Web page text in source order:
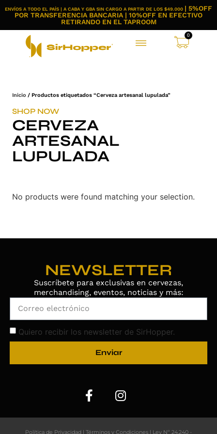
ENVÍOS A TODO EL PAÍS | A CABA Y GBA SIN CARGO A PARTIR DE LOS $49.000 | 5%OFF
POR TRANSFERENCIA BANCARIA | 10%OFF EN EFECTIVO
RETIRANDO EN EL TAPROOM
0
Inicio / Productos etiquetados “Cerveza artesanal lupulada”
SHOP NOW
CERVEZA
ARTESANAL
LUPULADA
No products were found matching your selection.
NEWSLETTER
Suscríbete para exclusivas en cervezas,
merchandising, eventos, noticias y más:
Quiero recibir los newsletter de SirHopper.
Enviar
Política de Privacidad | Términos y Condiciones | Ley Nº 24.240 -